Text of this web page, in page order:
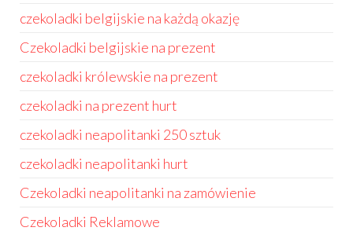
czekoladki belgijskie na każdą okazję
Czekoladki belgijskie na prezent
czekoladki królewskie na prezent
czekoladki na prezent hurt
czekoladki neapolitanki 250 sztuk
czekoladki neapolitanki hurt
Czekoladki neapolitanki na zamówienie
Czekoladki Reklamowe